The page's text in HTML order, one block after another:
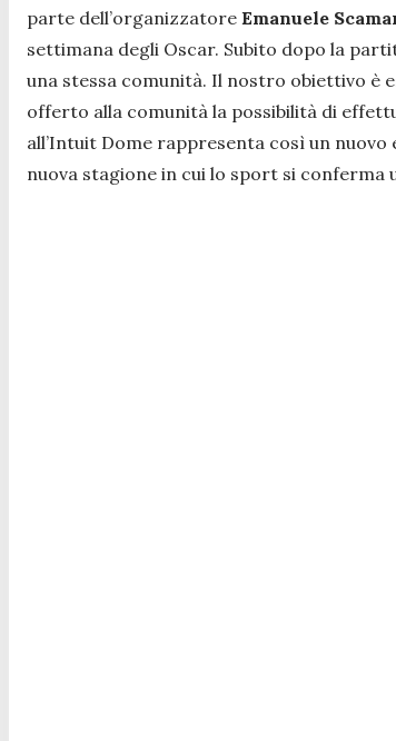
parte dell’organizzatore Emanuele
settimana degli Oscar. Subito dopo la
una stessa comunità. Il nostro obiettivo è
offerto alla comunità la possibilità di
all’Intuit Dome rappresenta così un
nuova stagione in cui lo sport si